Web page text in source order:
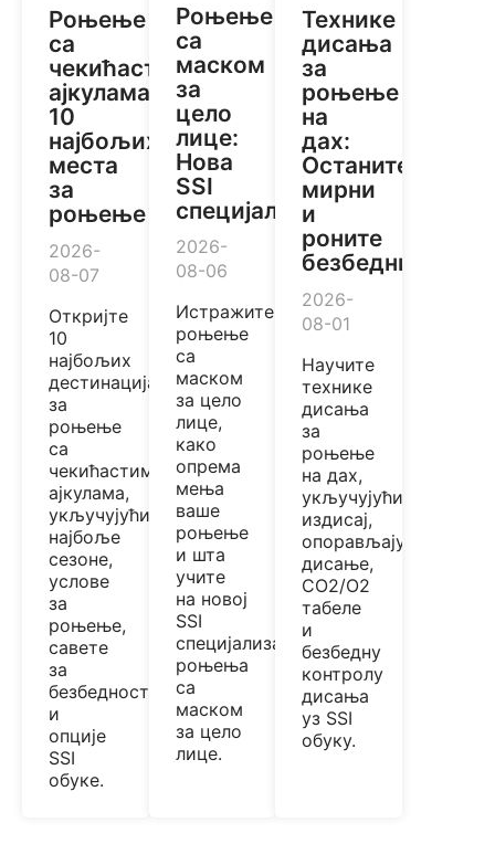
Роњење
са
чекићастим
ајкулама:
10
најбољих
места
за
роњење
2026-
08-07
Откријте
10
најбољих
дестинација
за
роњење
са
чекићастим
ајкулама,
укључујући
најбоље
сезоне,
услове
за
роњење,
савете
за
безбедност
и
опције
SSI
обуке.
Роњење
са
маском
за
цело
лице:
Нова
SSI
специјалност
2026-
08-06
Истражите
роњење
са
маском
за цело
лице,
како
опрема
мења
ваше
роњење
и шта
учите
на новој
SSI
специјализацији
роњења
са
маском
за цело
лице.
Технике
дисања
за
роњење
на
дах:
Останите
мирни
и
роните
безбедније
2026-
08-01
Научите
технике
дисања
за
роњење
на дах,
укључујући
издисај,
опорављајуће
дисање,
CO2/O2
табеле
и
безбедну
контролу
дисања
уз SSI
обуку.